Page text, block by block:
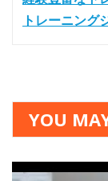
トレーニング
YOU